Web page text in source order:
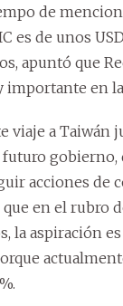
de
es de unos
apuntó que
importante en
viaje a Taiwán
gobierno,
acciones de
en el rubro
la aspiración